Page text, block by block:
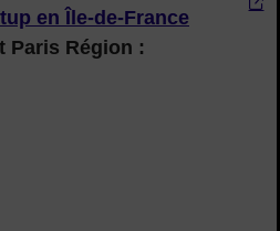
en Île-de-France
Paris Région :